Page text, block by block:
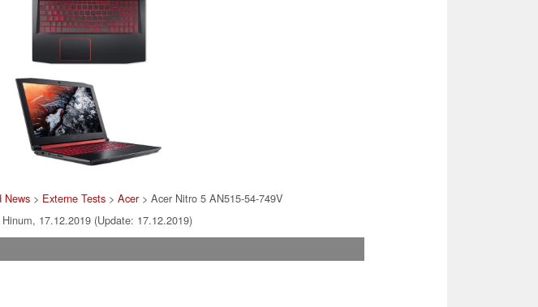
News > Externe Tests >Acer> Acer Nitro 5 AN515-54-749V
17.12.2019 (Update: 17.12.2019)